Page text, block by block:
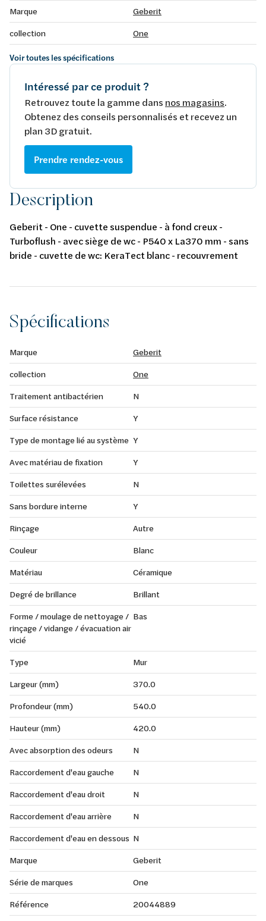
Marque
Geberit
collection
One
Voir toutes les spécifications
Intéressé par ce produit ?
Retrouvez toute la gamme dans nos magasins.
Obtenez des conseils personnalisés et recevez un
plan 3D gratuit.
Prendre rendez-vous
Description
Geberit - One - cuvette suspendue - à fond creux -
Turboflush - avec siège de wc - P540 x La370 mm - sans
bride - cuvette de wc: KeraTect blanc - recouvrement
Spécifications
Marque
Geberit
collection
One
Traitement antibactérien
N
Surface résistance
Y
Type de montage lié au système Y
Avec matériau de fixation
Y
Toilettes surélevées
N
Sans bordure interne
Y
Rinçage
Autre
Couleur
Blanc
Matériau
Céramique
Degré de brillance
Brillant
Forme / moulage de nettoyage /
rinçage / vidange / évacuation air
vicié
Bas
Type
Mur
Largeur (mm)
370.0
Profondeur (mm)
540.0
Hauteur (mm)
420.0
Avec absorption des odeurs
N
Raccordement d'eau gauche
N
Raccordement d'eau droit
N
Raccordement d'eau arrière
N
Raccordement d'eau en dessous N
Marque
Geberit
Série de marques
One
Référence
20044889